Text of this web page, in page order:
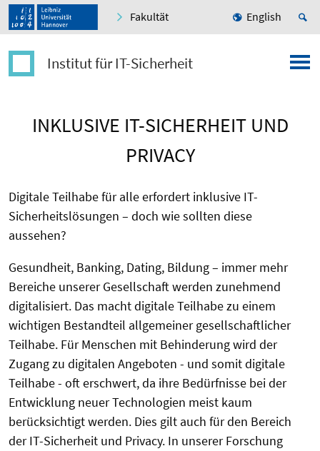
Fakultät English
Institut für IT-Sicherheit
INKLUSIVE IT-SICHERHEIT UND
PRIVACY
Digitale Teilhabe für alle erfordert inklusive IT-
Sicherheitslösungen – doch wie sollten diese
aussehen?
Gesundheit, Banking, Dating, Bildung – immer mehr
Bereiche unserer Gesellschaft werden zunehmend
digitalisiert. Das macht digitale Teilhabe zu einem
wichtigen Bestandteil allgemeiner gesellschaftlicher
Teilhabe. Für Menschen mit Behinderung wird der
Zugang zu digitalen Angeboten - und somit digitale
Teilhabe - oft erschwert, da ihre Bedürfnisse bei der
Entwicklung neuer Technologien meist kaum
berücksichtigt werden. Dies gilt auch für den Bereich
der IT-Sicherheit und Privacy. In unserer Forschung